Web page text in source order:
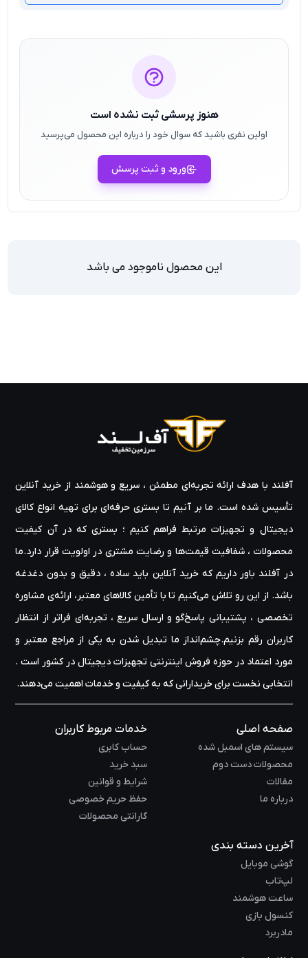
هنوز پرسشی ثبت نشده است
اولین نفری باشید که سوال خود را درباره این محصول می‌پرسید
ورود و ثبت پرسش
این محصول ناموجود می باشد
آفلند با هدف ارائه‌ تجربه‌ای مطمئن ، سریع و هوشمند از خرید آنلاین
تأسیس شده است. ما بر آنیم تا بستری حرفه‌ای برای تهیه‌ انواع کالای
دیجیتال و تجهیزات مرتبط فراهم کنیم ؛ بستری که در آن کیفیت
محصولات ، شفافیت قیمت‌ها و رضایت مشتری در اولویت قرار دارد.ما
در آفلند باور داریم که خرید آنلاین باید ساده ، دقیق و بدون دغدغه
باشد. از این رو تلاش می‌کنیم تا با تأمین کالاهای معتبر، ارائه‌ی مشاوره‌
تخصصی ، پشتیبانی پاسخ‌گو و ارسال سریع ، تجربه‌ای فراتر از انتظار
کاربران رقم بزنیم.چشم‌انداز ما تبدیل شدن به یکی از مراجع معتبر و
مورد اعتماد در حوزه‌ فروش اینترنتی تجهیزات دیجیتال در کشور است .
انتخابی نخست برای خریدارانی که به کیفیت و خدمات اهمیت می‌دهند.
صفحه اصلی
سیستم های اسمبل شده
محصولات دست دوم
مقالات
درباره ما
خدمات مربوط کاربران
حساب کابری
سبد خرید
شرایط و قوانین
حفظ حریم خصوصی
گارانتی محصولات
آخرین دسته بندی
گوشی موبایل
لپ‌تاب
ساعت هوشمند
کنسول بازی
مادربرد